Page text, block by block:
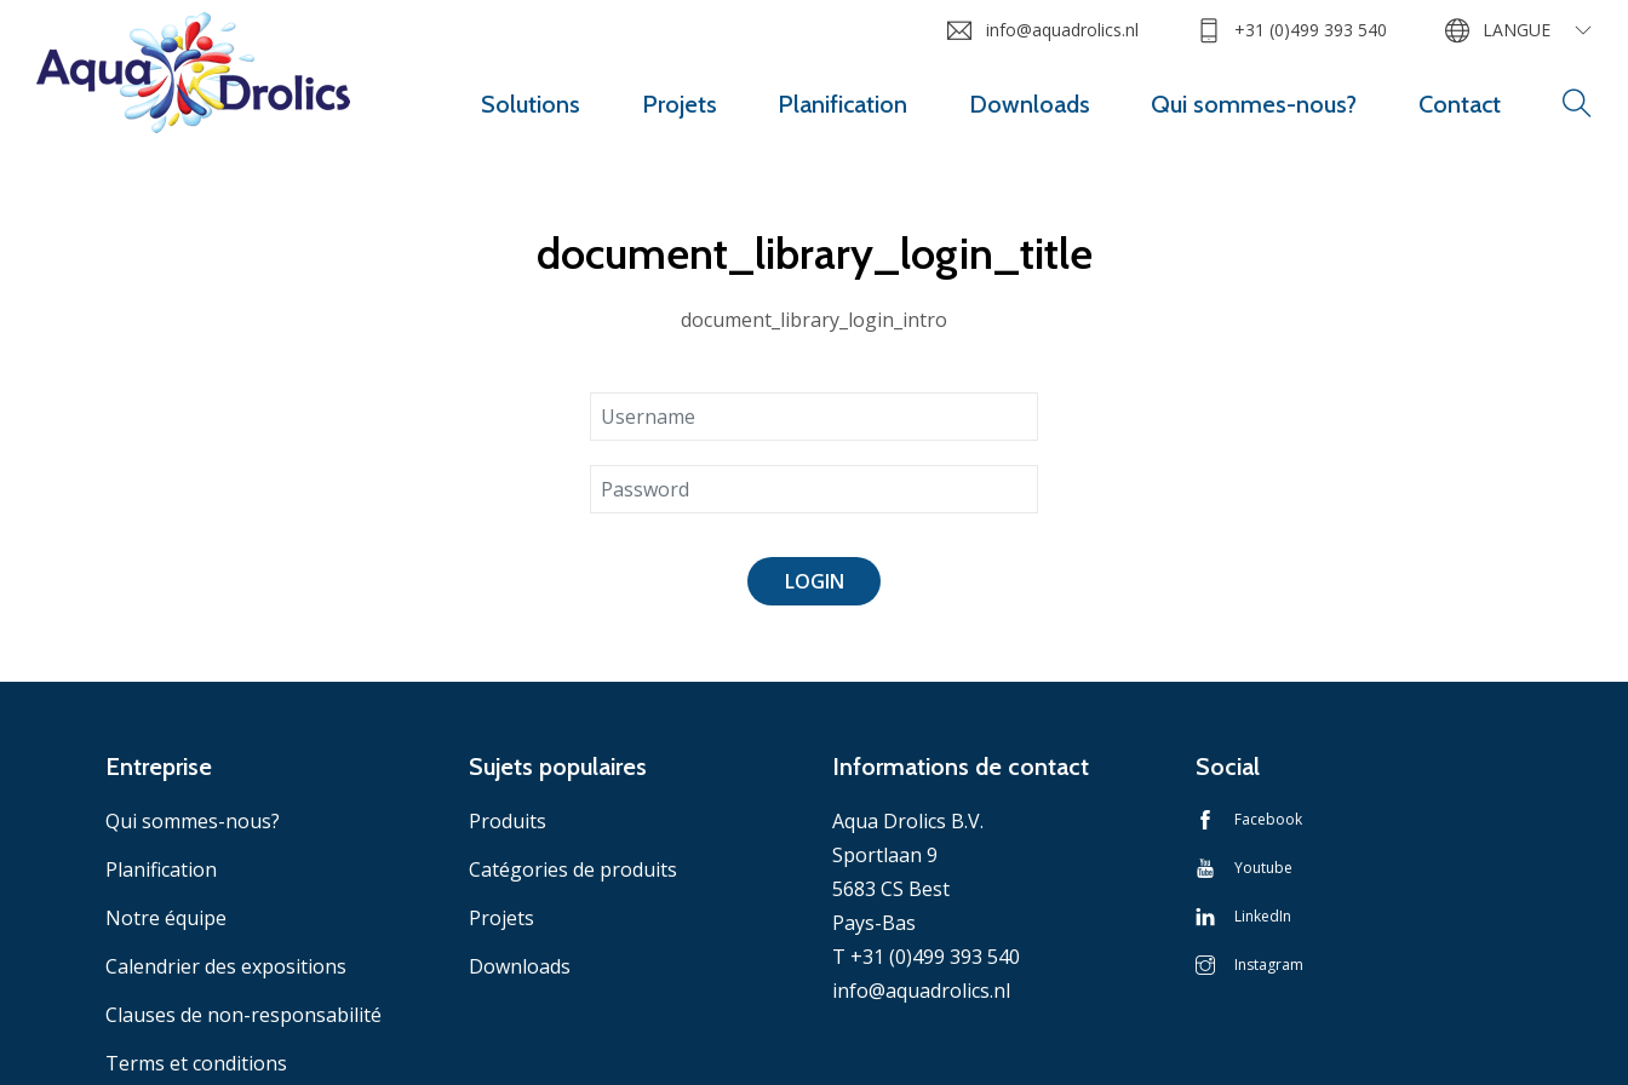
Solutions Projets Planification Downloads Qui sommes-nous? Contact
info@aquadrolics.nl +31 (0)499 393 540 LANGUE
document_library_login_title
document_library_login_intro
LOGIN
Entreprise
Qui sommes-nous?
Planification
Notre équipe
Calendrier des expositions
Clauses de non-responsabilité
Terms et conditions
Sujets populaires
Produits
Catégories de produits
Projets
Downloads
Informations de contact
Aqua Drolics B.V.
Sportlaan 9
5683 CS Best
Pays-Bas
T +31 (0)499 393 540
info@aquadrolics.nl
Social
Facebook
Youtube
LinkedIn
Instagram